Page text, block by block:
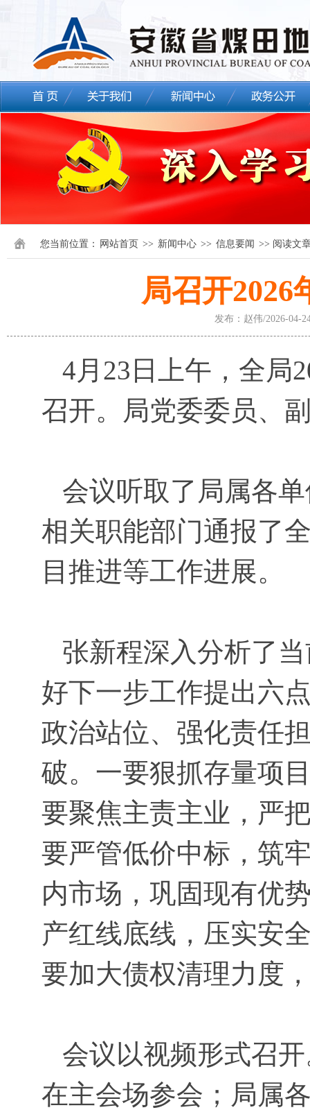
您当前位置： 网站首页 >> 新闻中心 >> 信息要闻 >> 阅读文
局召开2026
发布：赵伟/2026-04-
4月23日上午，全局
召开。局党委委员、
会议听取了局属各
相关职能部门通报了
目推进等工作进展。
张新程深入分析了
好下一步工作提出六
政治站位、强化责任
破。一要狠抓存量项
要聚焦主责主业，严
要严管低价中标，筑
内市场，巩固现有优
产红线底线，压实安
要加大债权清理力度
会议以视频形式召
在主会场参会；局属